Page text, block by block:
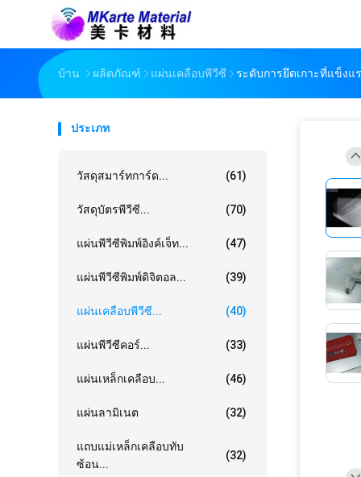
บ้าน ผลิตภัณฑ์ แผ่นเคลือบพีวีซี ระดับการยึดเกาะที่แข็งแ
ประเภท
วัสดุสมาร์ทการ์ด... (61)
วัสดุบัตรพีวีซี... (70)
แผ่นพีวีซีพิมพ์อิงค์เจ็ท... (47)
แผ่นพีวีซีพิมพ์ดิจิตอล... (39)
แผ่นเคลือบพีวีซี... (40)
แผ่นพีวีซีคอร์... (33)
แผ่นเหล็กเคลือบ... (46)
แผ่นลามิเนต (32)
แถบแม่เหล็กเคลือบทับ
ซ้อน...
(32)